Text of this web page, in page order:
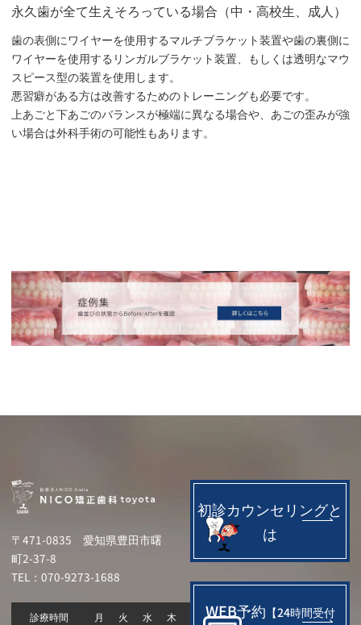
永久歯が全て生えそろっている場合（中・高校生、成人）
歯の表側にワイヤーを使用するマルチブラケット装置や歯の裏側に
ワイヤーを使用するリンガルブラケット装置、もしくは透明なマウ
スピース型の装置を使用します。
悪習癖がある方は改善するためのトレーニングも必要です。
上あごと下あごのバランスが極端に異なる場合や、あごの歪みが強
い場合は外科手術の可能性もあります。
〒471-0835 愛知県豊田市曙
町2-37-8
TEL：070-9273-1688
診療時間 月 火 水 木 土 日
初診カウンセリングと
は
WEB予約 【24時間受付